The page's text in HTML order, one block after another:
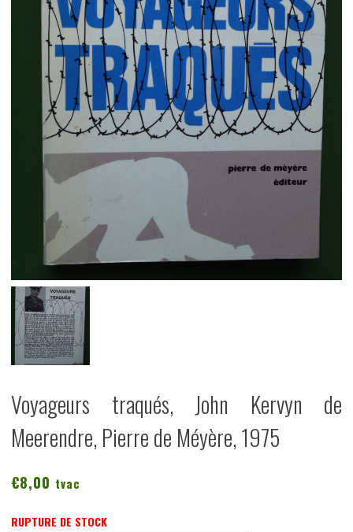
Voyageurs traqués, John Kervyn de
Meerendre, Pierre de Méyère, 1975
€8,00 tvac
RUPTURE DE STOCK